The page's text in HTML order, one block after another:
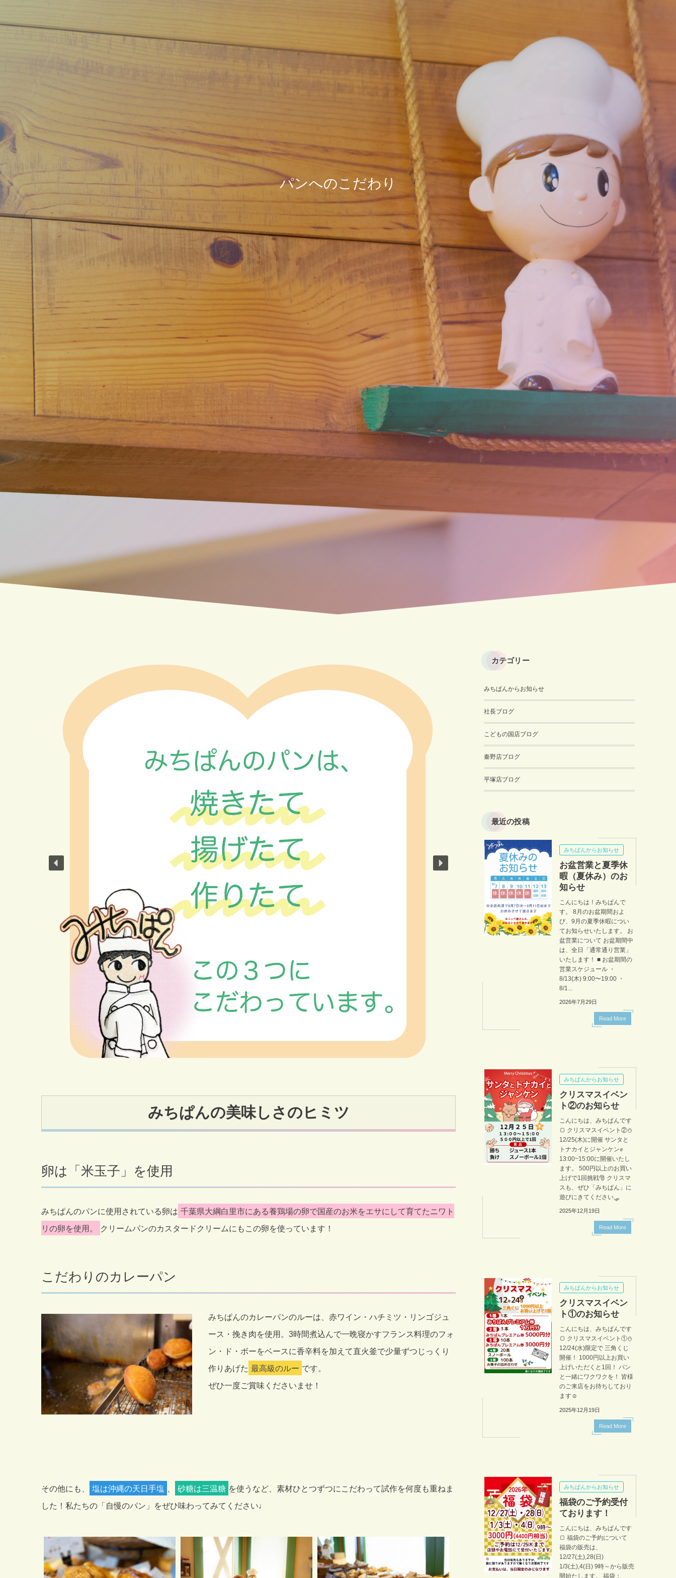
パンへのこだわり
みちぱんの美味しさのヒミツ
卵は「米玉子」を使用
みちぱんのパンに使用されている卵は 千葉県大綱白里市にある養鶏場の卵で国産のお米をエサにして育てたニワト
リの卵を使用。
クリームパンのカスタードクリームにもこの卵を使っています！
こだわりのカレーパン
みちぱんのカレーパンのルーは、赤ワイン・ハチミツ・リンゴジュ
ース・挽き肉を使用。3時間煮込んで一晩寝かすフランス料理のフォ
ン・ド・ボーをベースに香辛料を加えて直火釜で少量ずつじっくり
作りあげた 最高級のルー です。
ぜひ一度ご賞味くださいませ！
その他にも、 塩は沖縄の天日手塩 砂糖は三温糖 を使うなど、素材ひとつずつにこだわって試作を何度も重ねま
した！私たちの「自慢のパン」をぜひ味わってみてください♩
カテゴリー
みちぱんからお知らせ
社長ブログ
こどもの国店ブログ
秦野店ブログ
平塚店ブログ
最近の投稿
みちぱんからお知らせ
お盆営業と夏季休
暇（夏休み）のお
知らせ
こんにちは！みちぱんで
す。 8月のお盆期間およ
び、9月の夏季休暇につい
てお知らせいたします。 お
盆営業について お盆期間中
は、全日「通常通り営業」
いたします！ ■ お盆期間の
営業スケジュール ・
8/13(木) 9:00〜19:00 ・
8/1...
2026年7月29日
Read More
みちぱんからお知らせ
クリスマスイベン
ト②のお知らせ
こんにちは、みちぱんです
🍞 クリスマスイベント②⛄
12/25(木)に開催 サンタと
トナカイとジャンケン✊
13:00~15:00に開催いたし
ます。 500円以上のお買い
上げで1回挑戦🎅 クリスマ
スも、ぜひ「みちぱん」に
遊びにきてください🛷
2025年12月19日
Read More
みちぱんからお知らせ
クリスマスイベン
ト①のお知らせ
こんにちは、みちぱんです
🍞 クリスマスイベント①⛄
12/24(水)限定で 三角くじ
開催！ 1000円以上お買い
上げいただくと1回！ パン
と一緒にワクワクを！ 皆様
のご来店をお待ちしており
ます☺️
2025年12月19日
Read More
みちぱんからお知らせ
福袋のご予約受付
ております！
こんにちは、みちぱんです
🍞 福袋のご予約について
福袋の販売は、
12/27(土),28(日)
1/3(土),4(日) 9時～から販売
開始たします。 福袋：